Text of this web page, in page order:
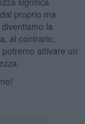
proprio ma
la
al contrario,
attivare un